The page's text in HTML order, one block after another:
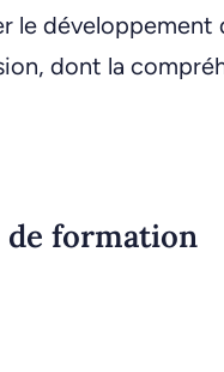
le développement
dont la
formation